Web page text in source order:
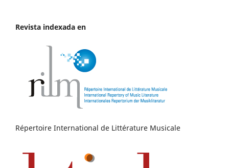
Revista indexada en
Répertoire International de Littérature Musicale